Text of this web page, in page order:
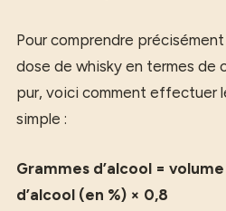
Pour comprendre
dose de whisky en termes de
pur, voici comment effectuer
simple :
Grammes d’alcool =
d’alcool (en %) × 0,8